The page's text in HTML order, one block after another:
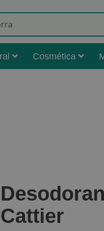
Cosmética
Cattier